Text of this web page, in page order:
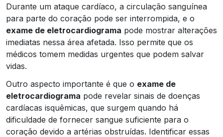
Durante um ataque cardíaco, a circulação sanguínea
para parte do coração pode ser interrompida, e o
exame de eletrocardiograma pode mostrar alterações
imediatas nessa área afetada. Isso permite que os
médicos tomem medidas urgentes que podem salvar
vidas.
Outro aspecto importante é que o exame de
eletrocardiograma pode revelar sinais de doenças
cardíacas isquêmicas, que surgem quando há
dificuldade de fornecer sangue suficiente para o
coração devido a artérias obstruídas. Identificar essas